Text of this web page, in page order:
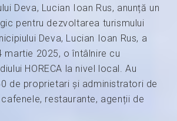
Deva, Lucian Ioan Rus, anunță un
pentru dezvoltarea turismului
Deva, Lucian Ioan Rus, a
martie 2025, o întâlnire cu
HORECA la nivel local. Au
de proprietari și administratori de
restaurante, agenții de